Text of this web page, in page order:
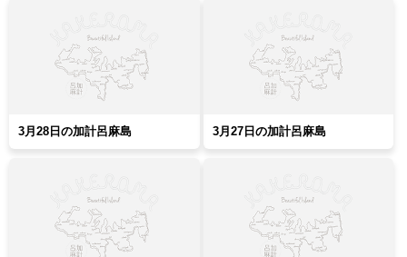
3月28日の加計呂麻島 3月27日の加計呂麻島